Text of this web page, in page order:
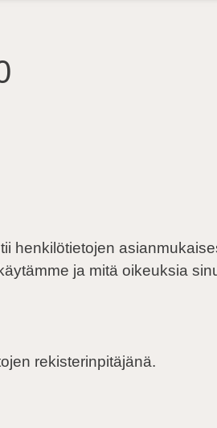
henkilötietojen
ja mitä oikeuksia
rekisterinpitäjänä.